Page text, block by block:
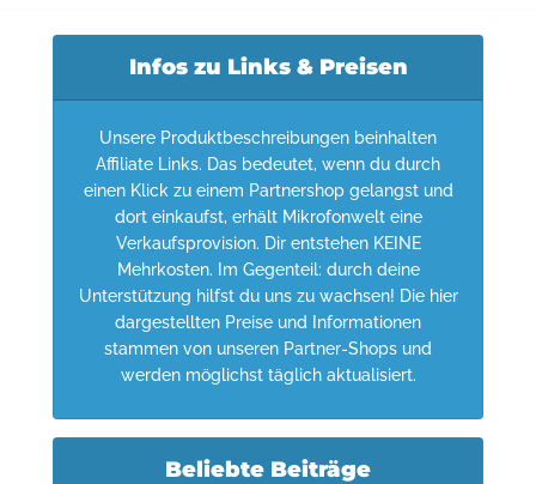
Infos zu Links & Preisen
Unsere Produktbeschreibungen beinhalten
Affiliate Links. Das bedeutet, wenn du durch
einen Klick zu einem Partnershop gelangst und
dort einkaufst, erhält Mikrofonwelt eine
Verkaufsprovision. Dir entstehen KEINE
Mehrkosten. Im Gegenteil: durch deine
Unterstützung hilfst du uns zu wachsen! Die hier
dargestellten Preise und Informationen
stammen von unseren Partner-Shops und
werden möglichst täglich aktualisiert.
Beliebte Beiträge